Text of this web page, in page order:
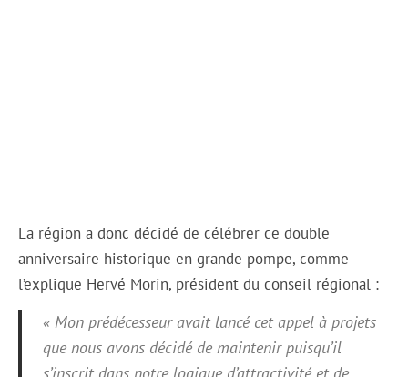
La région a donc décidé de célébrer ce double
anniversaire historique en grande pompe, comme
l’explique Hervé Morin, président du conseil régional :
« Mon prédécesseur avait lancé cet appel à projets
que nous avons décidé de maintenir puisqu’il
s’inscrit dans notre logique d’attractivité et de